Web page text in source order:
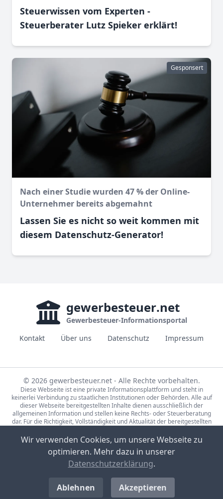
Steuerwissen vom Experten -
Steuerberater Lutz Spieker erklärt!
Gesponsert
Nach einer Studie wurden 47 % der Online-
Unternehmer bereits abgemahnt
Lassen Sie es nicht so weit kommen mit
diesem Datenschutz-Generator!
gewerbesteuer.net
Gewerbesteuer-Informationsportal
Kontakt
Über uns Datenschutz Impressum
© 2026 gewerbesteuer.net - Alle Rechte vorbehalten.
Diese Webseite ist eine private Informationsplattform und steht in
keinerlei Verbindung zu staatlichen Institutionen oder Behörden. Alle auf
dieser Webseite bereitgestellten Inhalte dienen ausschließlich der
allgemeinen Information und stellen keine Rechts- oder Steuerberatung
dar. Für die Richtigkeit, Vollständigkeit und Aktualität der bereitgestellten
steuerlichen Fragen wenden Sie sich bitte an einen qualifizierten
Fachberater.
Die Steuerdaten auf gewerbesteuer.net basieren auf den Erhebungen der
Statistische Ämter des Bundes und der Länder (Lizenz:
Datensätze: 71231-01-02-5, 71231-01-03-5) sowie Eigenrecherche.
Bild-Quellen Sponsored-Links: CC0, Partner-Unternehmen, Pexels Lizenz,
Unsplash Lizenz
Bild-Quelle Artikel-Foto: CC BY-SA 4.0Benreis
Wir verwenden Cookies, um unsere Webseite zu
optimieren. Mehr dazu in unserer
Datenschutzerklärung.
Ablehnen Akzeptieren